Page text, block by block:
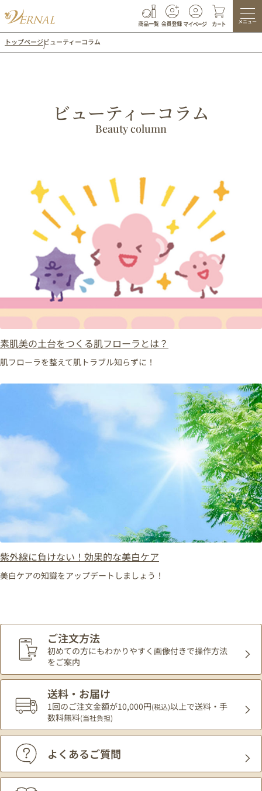
メニュー
トップページビューティーコラム
ビューティーコラム
Beauty column
素肌美の土台をつくる肌フローラとは？
肌フローラを整えて肌トラブル知らずに！
紫外線に負けない！効果的な美白ケア
美白ケアの知識をアップデートしましょう！
ご注文方法
初めての方にもわかりやすく 画像付きで操作方法
をご案内
送料・お届け
1回のご注文金額が10,000円(税込)以上で送料・手
数料無料(当社負担)
よくあるご質問